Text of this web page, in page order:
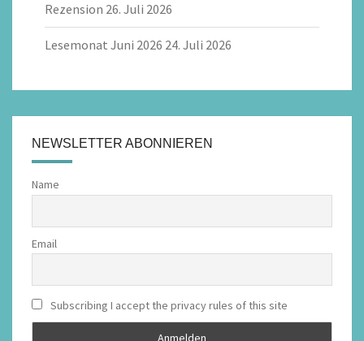
Rezension 26. Juli 2026
Lesemonat Juni 2026 24. Juli 2026
NEWSLETTER ABONNIEREN
Name
Email
Subscribing I accept the privacy rules of this site